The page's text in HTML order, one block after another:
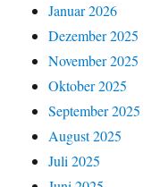
Januar 2026
Dezember 2025
November 2025
Oktober 2025
September 2025
August 2025
Juli 2025